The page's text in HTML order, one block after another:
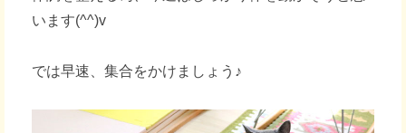
います(^^)v
では早速、集合をかけましょう♪